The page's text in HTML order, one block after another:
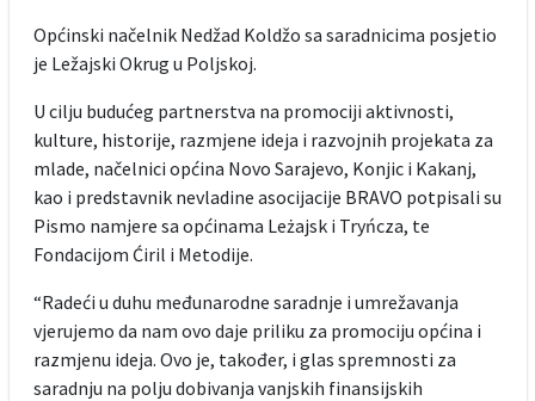
Općinski načelnik Nedžad Koldžo sa saradnicima posjetio
je Ležajski Okrug u Poljskoj.
U cilju budućeg partnerstva na promociji aktivnosti,
kulture, historije, razmjene ideja i razvojnih projekata za
mlade, načelnici općina Novo Sarajevo, Konjic i Kakanj,
kao i predstavnik nevladine asocijacije BRAVO potpisali su
Pismo namjere sa općinama Leżajsk i Tryńcza, te
Fondacijom Ćiril i Metodije.
“Radeći u duhu međunarodne saradnje i umrežavanja
vjerujemo da nam ovo daje priliku za promociju općina i
razmjenu ideja. Ovo je, također, i glas spremnosti za
saradnju na polju dobivanja vanjskih finansijskih